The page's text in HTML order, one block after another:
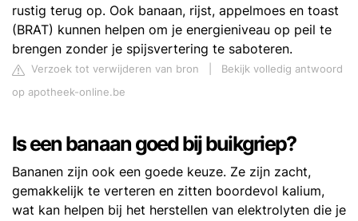
rustig terug op. Ook banaan, rijst, appelmoes en toast
(BRAT) kunnen helpen om je energieniveau op peil te
brengen zonder je spijsvertering te saboteren.
Verzoek tot verwijderen van bron
Bekijk volledig antwoord
op apotheek-online.be
Is een banaan goed bij buikgriep?
Bananen zijn ook een goede keuze. Ze zijn zacht,
gemakkelijk te verteren en zitten boordevol kalium,
wat kan helpen bij het herstellen van elektrolyten die je